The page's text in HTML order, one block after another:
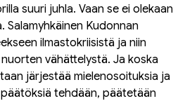
suuri juhla. Vaan se ei olekaan
Kudonnan
ilmastokriisistä ja niin
vähättelystä. Ja koska
järjestää mielenosoituksia ja
tehdään, päätetään